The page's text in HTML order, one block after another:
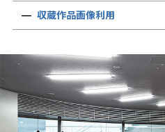
収蔵作品画像利用